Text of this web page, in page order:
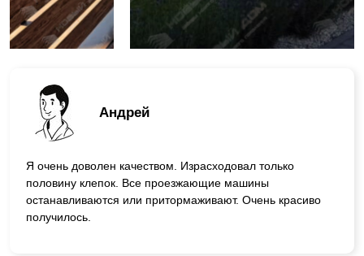
Андрей
Я очень доволен качеством. Израсходовал только
половину клепок. Все проезжающие машины
останавливаются или притормаживают. Очень красиво
получилось.